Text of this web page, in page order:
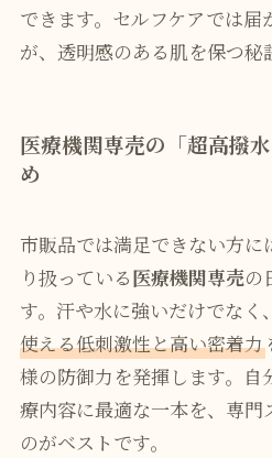
できます。セルフケアでは届
が、透明感のある肌を保つ秘
医療機関専売の「超高撥
め
市販品では満足できない方
り扱っている医療機関専売の
す。汗や水に強いだけでなく、
使える低刺激性と高い密着力
様の防御力を発揮します。
療内容に最適な一本を、専
のがベストです。